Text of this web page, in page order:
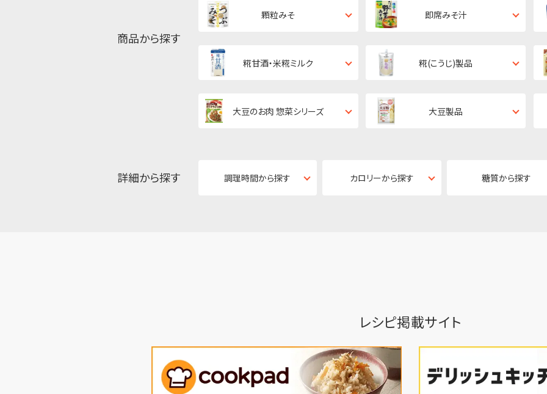
商品から探す
顆粒みそ 即席みそ汁
糀甘酒・米糀ミルク 糀(こうじ)製品
大豆のお肉 惣菜シリーズ 大豆製品
詳細から探す 調理時間から探す カロリーから探す 糖質から探す
レシピ掲載サイト